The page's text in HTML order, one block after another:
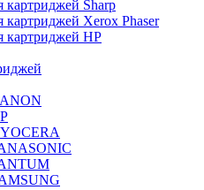
картриджей Sharp
картриджей Xerox Phaser
картриджей НР